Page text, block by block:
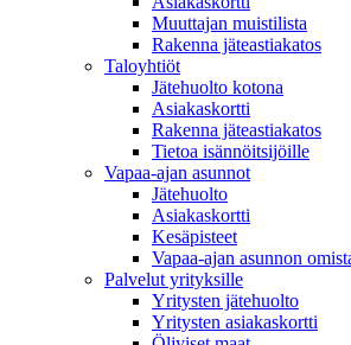
Muuttajan muistilista
Rakenna jäteastiakatos
Taloyhtiöt
Jätehuolto kotona
Asiakaskortti
Rakenna jäteastiakatos
Tietoa isännöitsijöille
Vapaa-ajan asunnot
Jätehuolto
Asiakaskortti
Kesäpisteet
Vapaa-ajan asunnon
Palvelut yrityksille
Yritysten jätehuolto
Yritysten asiakaskortti